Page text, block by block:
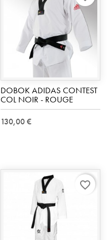
DOBOK ADIDAS CONTEST
COL NOIR - ROUGE
130,00 €
favorite_border